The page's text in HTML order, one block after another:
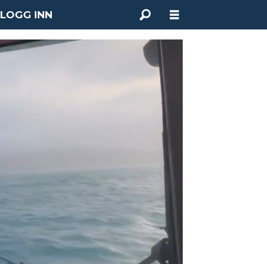
LOGG INN